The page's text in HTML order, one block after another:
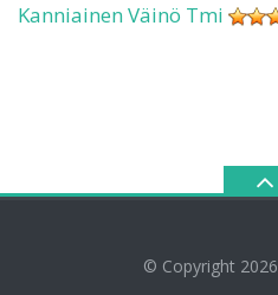
Kanniainen Väinö Tmi
© Copyright 2026